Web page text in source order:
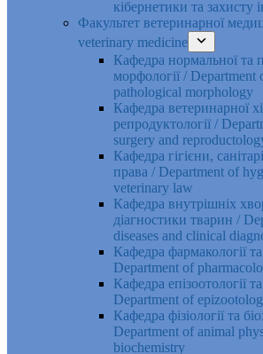
кібернетики та захисту
Факультет ветеринарної
veterinary medicine
Кафедра нормальної та
морфології / Department
pathological morphology
Кафедра ветеринарної
репродуктології /
surgery and
Кафедра гігієни,
права / Department of
veterinary law
Кафедра внутрішніх
діагностики тварин /
diseases and clinical
Кафедра фармакології
Department of
Кафедра епізоотології
Department of
Кафедра фізіології та
Department of animal
biochemistry